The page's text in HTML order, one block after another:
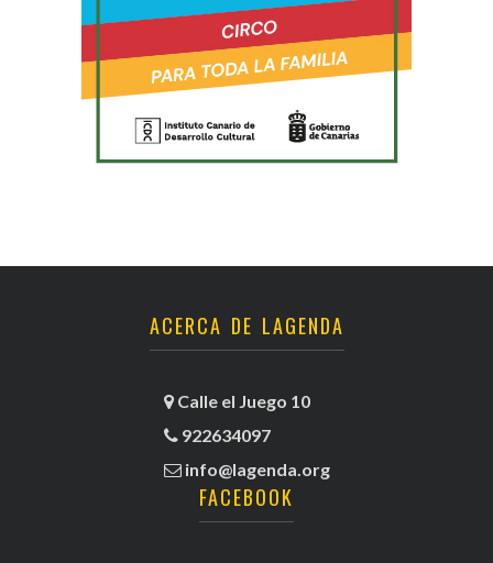
ACERCA DE LAGENDA
Calle el Juego 10
922634097
info@lagenda.org
FACEBOOK